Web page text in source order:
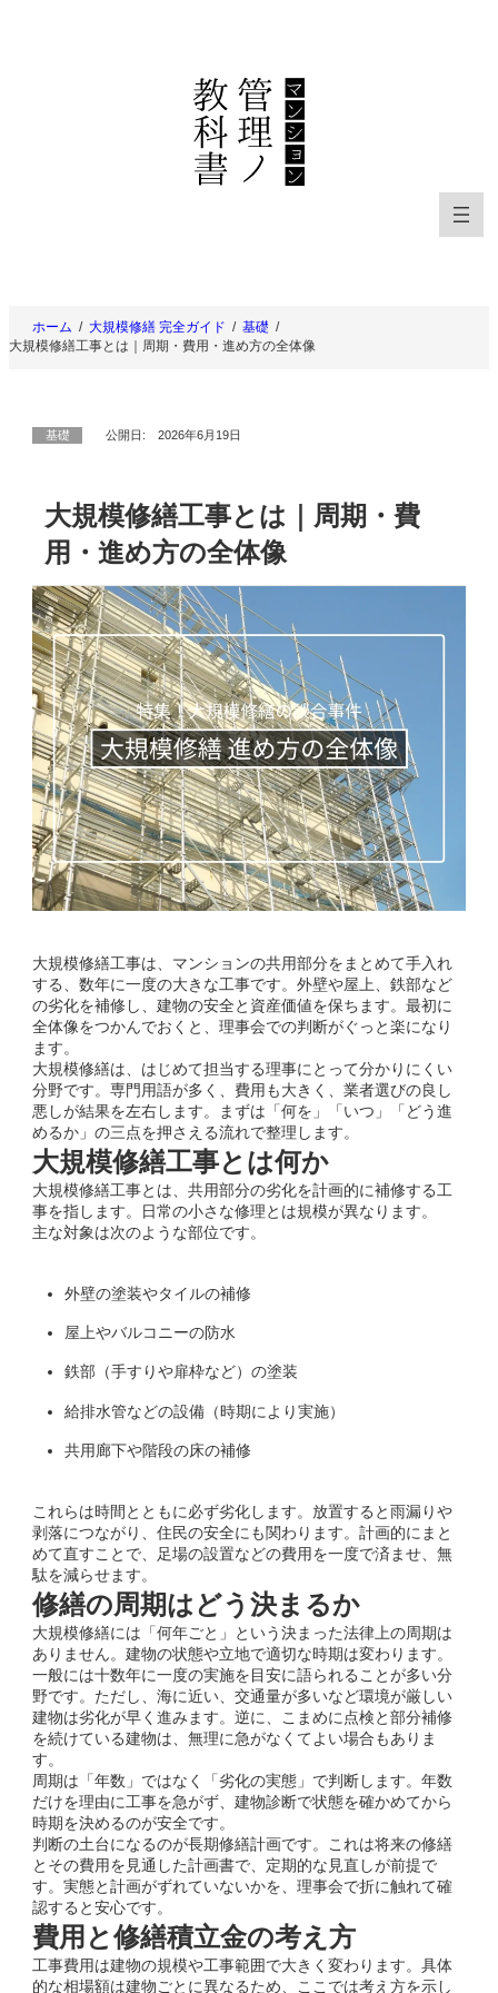
ホーム 大規模修繕 完全ガイド
基礎
大規模修繕工事とは｜周期・費用・進め方の全体像
基礎 公開日: 2026年6月19日
大規模修繕工事とは｜周期・費
用・進め方の全体像
大規模修繕工事は、マンションの共用部分をまとめて手入れ
する、数年に一度の大きな工事です。外壁や屋上、鉄部など
の劣化を補修し、建物の安全と資産価値を保ちます。最初に
全体像をつかんでおくと、理事会での判断がぐっと楽になり
ます。
大規模修繕は、はじめて担当する理事にとって分かりにくい
分野です。専門用語が多く、費用も大きく、業者選びの良し
悪しが結果を左右します。まずは「何を」「いつ」「どう進
めるか」の三点を押さえる流れで整理します。
大規模修繕工事とは何か
大規模修繕工事とは、共用部分の劣化を計画的に補修する工
事を指します。日常の小さな修理とは規模が異なります。
主な対象は次のような部位です。
外壁の塗装やタイルの補修
屋上やバルコニーの防水
鉄部（手すりや扉枠など）の塗装
給排水管などの設備（時期により実施）
共用廊下や階段の床の補修
これらは時間とともに必ず劣化します。放置すると雨漏りや
剥落につながり、住民の安全にも関わります。計画的にまと
めて直すことで、足場の設置などの費用を一度で済ませ、無
駄を減らせます。
修繕の周期はどう決まるか
大規模修繕には「何年ごと」という決まった法律上の周期は
ありません。建物の状態や立地で適切な時期は変わります。
一般には十数年に一度の実施を目安に語られることが多い分
野です。ただし、海に近い、交通量が多いなど環境が厳しい
建物は劣化が早く進みます。逆に、こまめに点検と部分補修
を続けている建物は、無理に急がなくてよい場合もありま
す。
周期は「年数」ではなく「劣化の実態」で判断します。年数
だけを理由に工事を急がず、建物診断で状態を確かめてから
時期を決めるのが安全です。
判断の土台になるのが長期修繕計画です。これは将来の修繕
とその費用を見通した計画書で、定期的な見直しが前提で
す。実態と計画がずれていないかを、理事会で折に触れて確
認すると安心です。
費用と修繕積立金の考え方
工事費用は建物の規模や工事範囲で大きく変わります。具体
的な相場額は建物ごとに異なるため、ここでは考え方を示し